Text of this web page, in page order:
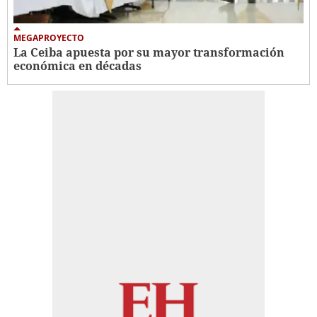
MEGAPROYECTO
La Ceiba apuesta por su mayor transformación
económica en décadas